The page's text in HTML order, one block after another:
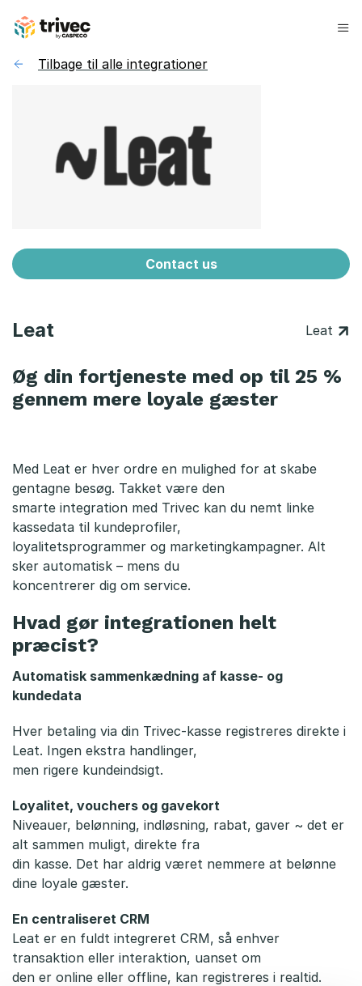
indhold
Tilbage til alle integrationer
Contact us
Leat Leat
Øg din fortjeneste med op til 25 %
gennem mere loyale gæster
Med Leat er hver ordre en mulighed for at skabe
gentagne besøg. Takket være den
smarte integration med Trivec kan du nemt linke
kassedata til kundeprofiler,
loyalitetsprogrammer og marketingkampagner. Alt
sker automatisk – mens du
koncentrerer dig om service.
Hvad gør integrationen helt
præcist?
Automatisk sammenkædning af kasse- og
kundedata
Hver betaling via din Trivec-kasse registreres direkte i
Leat. Ingen ekstra handlinger,
men rigere kundeindsigt.
Loyalitet, vouchers og gavekort
Niveauer, belønning, indløsning, rabat, gaver ~ det er
alt sammen muligt, direkte fra
din kasse. Det har aldrig været nemmere at belønne
dine loyale gæster.
En centraliseret CRM
Leat er en fuldt integreret CRM, så enhver
transaktion eller interaktion, uanset om
den er online eller offline, kan registreres i realtid.